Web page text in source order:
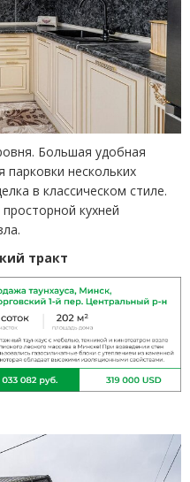
Большая удобная
нескольких
в классическом стиле.
кухней
тракт